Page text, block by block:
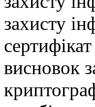
захисту
висновок